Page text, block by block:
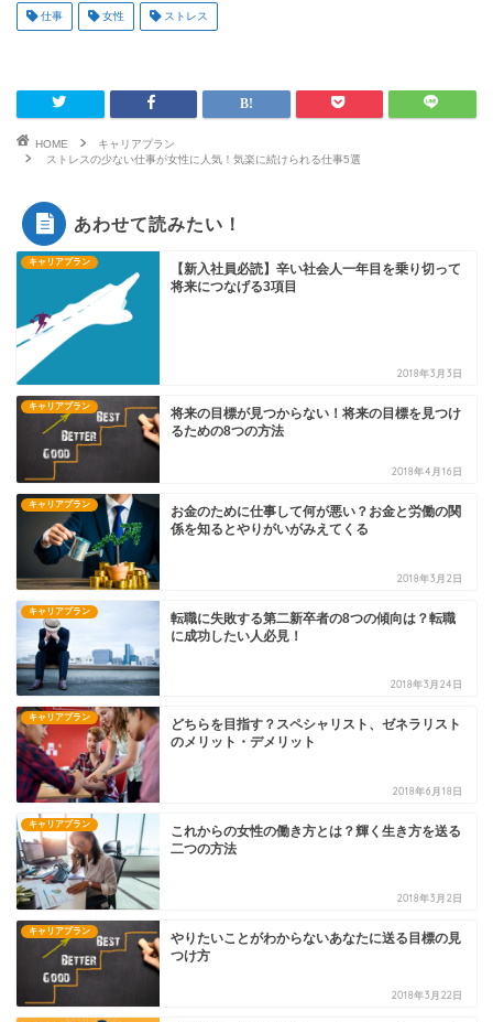
仕事 女性 ストレス
HOME
キャリアプラン
ストレスの少ない仕事が女性に人気！気楽に続けられる仕事5選
あわせて読みたい！
キャリアプラン
【新入社員必読】辛い社会人一年目を乗り切って
将来につなげる3項目
2018年3月3日
キャリアプラン
将来の目標が見つからない！将来の目標を見つけ
るための8つの方法
2018年4月16日
キャリアプラン
お金のために仕事して何が悪い？お金と労働の関
係を知るとやりがいがみえてくる
2018年3月2日
キャリアプラン
転職に失敗する第二新卒者の8つの傾向は？転職
に成功したい人必見！
2018年3月24日
キャリアプラン
どちらを目指す？スペシャリスト、ゼネラリスト
のメリット・デメリット
2018年6月18日
キャリアプラン
これからの女性の働き方とは？輝く生き方を送る
二つの方法
2018年3月2日
キャリアプラン
やりたいことがわからないあなたに送る目標の見
つけ方
2018年3月22日